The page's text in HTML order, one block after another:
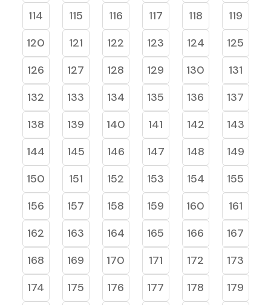
114
115 116 117 118
119
120
121 122 123 124
125
126
127 128 129 130
131
132
133 134 135 136
137
138
139 140 141 142
143
144
145 146 147 148
149
150
151 152 153 154
155
156
157 158 159 160
161
162
163 164 165 166
167
168
169 170 171 172
173
174
175 176 177 178
179